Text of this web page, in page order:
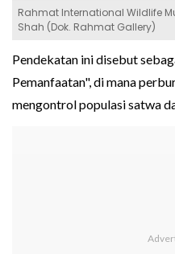
Rahmat International Wildlife
Shah (Dok. Rahmat Gallery)
Pendekatan ini disebut
Pemanfaatan", di mana
mengontrol populasi satwa